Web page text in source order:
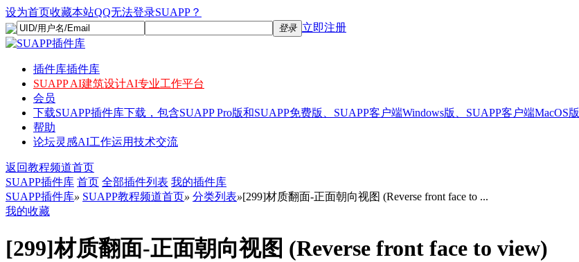
设为首页收藏本站QQ无法登录SUAPP？
登录 立即注册
插件库插件库
SUAPP AI建筑设计AI专业工作平台
会员
下载SUAPP插件库下载，包含SUAPP Pro版和SUAPP免费版、SUAPP客户端Windows版、SUAPP客户端MacOS版
帮助
论坛灵感AI工作运用技术交流
返回教程频道首页
SUAPP插件库 首页 全部插件列表 我的插件库
SUAPP插件库» SUAPP教程频道首页» 分类列表»[299]材质翻面-正面朝向视图 (Reverse front face to ...
我的收藏
[299]材质翻面-正面朝向视图 (Reverse front face to view)